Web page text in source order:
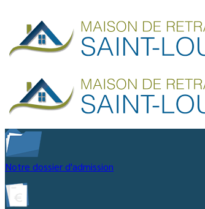
Notre dossier d'admission